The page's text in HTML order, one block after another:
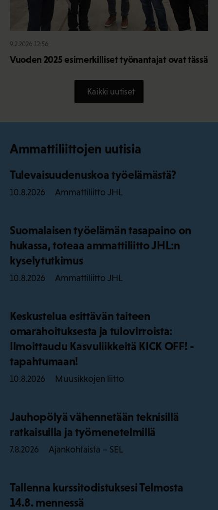
9.2.2026 12:56
Vuoden 2025 esimerkilliset työnantajat ovat tässä
Kaikki uutiset
Ammattiliittojen uutisia
Tulevaisuudenuskoa työelämästä?
10.8.2026 Ammattiliitto JHL
Suomalaisen työelämän tasapaino on
hukassa, toteaa ammattiliitto JHL:n
kyselytutkimus
10.8.2026 Ammattiliitto JHL
Keskustelua esittävän taiteen
omarahoituksesta ja tulovirroista:
Ilmoittaudu Kasvuliikkeitä KICK OFF! -
tapahtumaan!
10.8.2026 Muusikkojen liitto
Jauhopölyä vähennetään teknisillä
ratkaisuilla ja työmenetelmillä
7.8.2026 Ajankohtaista – SEL
Tallenna kurssitodistuksesi Telmosta
14.8. mennessä